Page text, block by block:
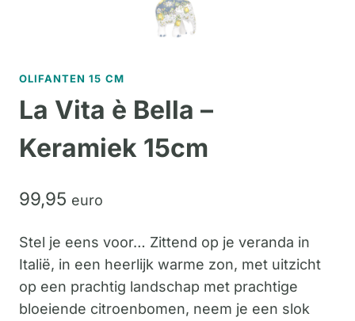
OLIFANTEN 15 CM
La Vita è Bella –
Keramiek 15cm
99,95 euro
Stel je eens voor… Zittend op je veranda in
Italië, in een heerlijk warme zon, met uitzicht
op een prachtig landschap met prachtige
bloeiende citroenbomen, neem je een slok